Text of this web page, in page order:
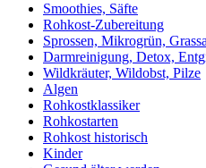
Smoothies, Säfte
Rohkost-Zubereitung
Sprossen, Mikrogrün,
Darmreinigung, Detox,
Wildkräuter, Wildobst, Pilze
Algen
Rohkostklassiker
Rohkostarten
Rohkost historisch
Kinder